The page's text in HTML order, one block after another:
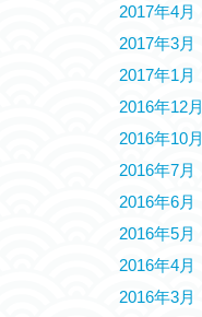
2017年4月
2017年3月
2017年1月
2016年12月
2016年10月
2016年7月
2016年6月
2016年5月
2016年4月
2016年3月